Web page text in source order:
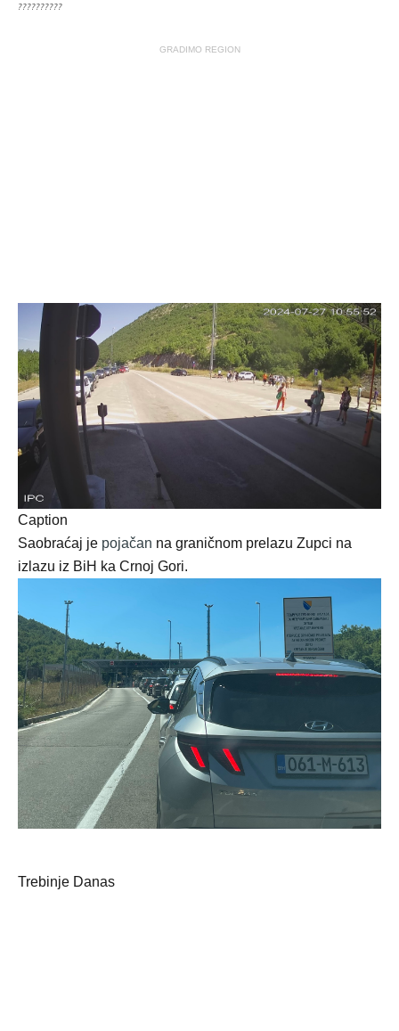
??????????
GRADIMO REGION
Caption
Saobraćaj je pojačan na graničnom prelazu Zupci na
izlazu iz BiH ka Crnoj Gori.
Trebinje Danas